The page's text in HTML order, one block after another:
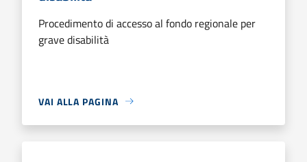
Procedimento di accesso al fondo regionale per
grave disabilità
VAI ALLA PAGINA